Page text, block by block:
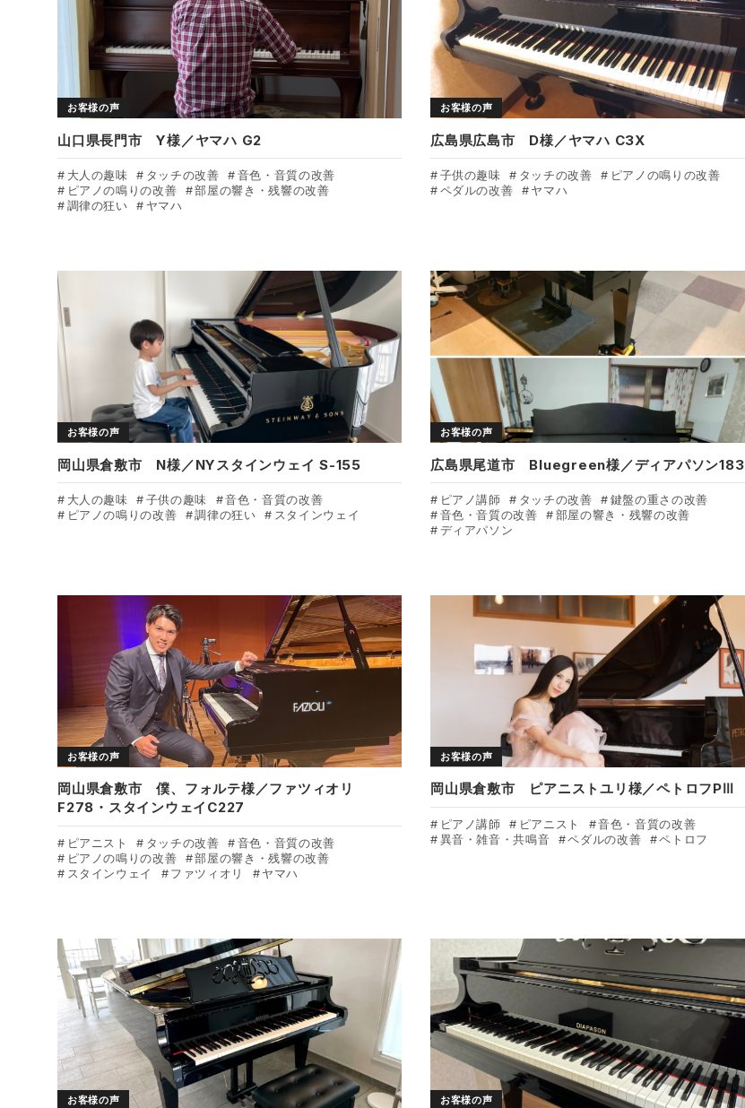
お客様の声
山口県長門市 Y様／ヤマハ G2
大人の趣味 タッチの改善
音色・音質の改善
ピアノの鳴りの改善
部屋の響き・残響の改善
調律の狂い
ヤマハ
お客様の声
広島県広島市 D様／ヤマハ C3X
子供の趣味 タッチの改善
ピアノの鳴りの改善
ペダルの改善
ヤマハ
お客様の声
岡山県倉敷市 N様／NYスタインウェイ S-155
大人の趣味 子供の趣味
音色・音質の改善
ピアノの鳴りの改善
調律の狂い スタインウェイ
お客様の声
広島県尾道市 Bluegreen様／ディアパソン183
ピアノ講師 タッチの改善
鍵盤の重さの改善
音色・音質の改善
部屋の響き・残響の改善
ディアパソン
お客様の声
岡山県倉敷市 僕、フォルテ様／ファツィオリ
F278・スタインウェイC227
ピアニスト タッチの改善
音色・音質の改善
ピアノの鳴りの改善
部屋の響き・残響の改善
スタインウェイ
ファツィオリ ヤマハ
お客様の声
岡山県倉敷市 ピアニストユリ様／ペトロフPⅢ
ピアノ講師 ピアニスト
音色・音質の改善
異音・雑音・共鳴音
ペダルの改善 ペトロフ
お客様の声 お客様の声